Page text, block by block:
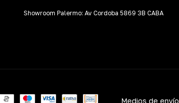
Showroom Palermo: Av Cordoba 5869 3B CABA
Medios de envío